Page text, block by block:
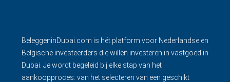
BeleggeninDubai.com is hét platform voor Nederlandse en
Belgische investeerders die willen investeren in vastgoed in
Dubai. Je wordt begeleid bij elke stap van het
aankoopproces: van het selecteren van een geschikt